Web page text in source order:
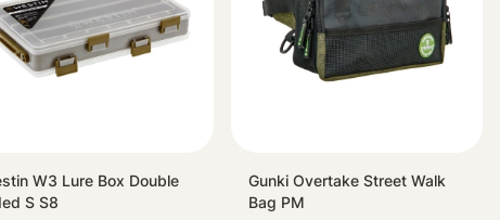
W3 Lure Box Double
S S8
Gunki Overtake Street Walk
Bag PM